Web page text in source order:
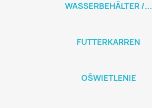
WASSERBEHÄLTER /...
FUTTERKARREN
OŚWIETLENIE